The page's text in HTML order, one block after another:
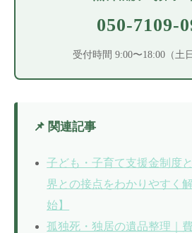
050-7109-
受付時間 9:00〜18:00（土
📌 関連記事
子ども・子育て支援金制度
界との接点をわかりやすく
始】
孤独死・独居の遺品整理｜